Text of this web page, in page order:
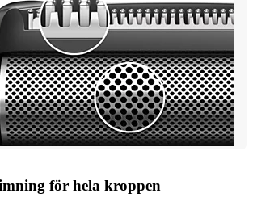
för hela kroppen